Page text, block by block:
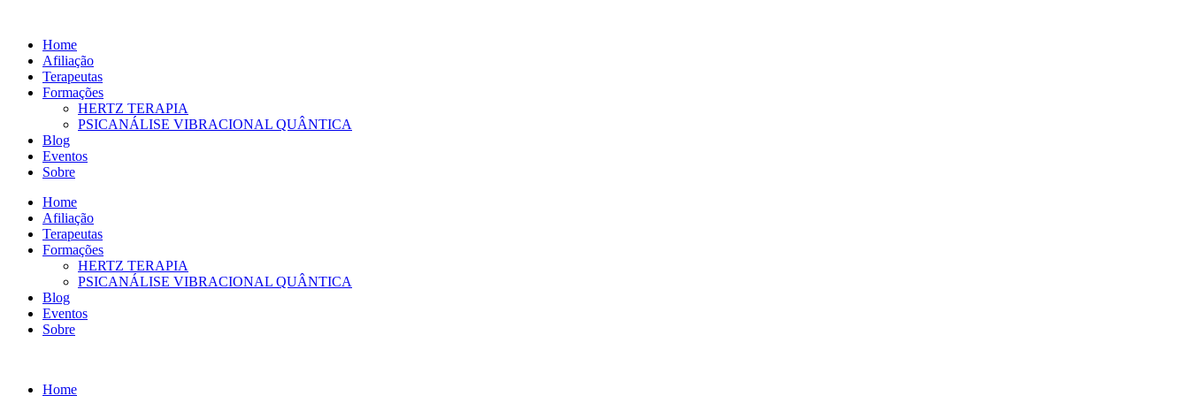
conteúdo
Home
Afiliação
Terapeutas
Formações
HERTZ TERAPIA
PSICANÁLISE VIBRACIONAL QUÂNTICA
Blog
Eventos
Sobre
Home
Afiliação
Terapeutas
Formações
HERTZ TERAPIA
PSICANÁLISE VIBRACIONAL QUÂNTICA
Blog
Eventos
Sobre
Home